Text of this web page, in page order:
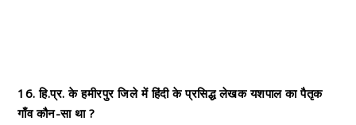
16. हि.प्र. के हमीरपुर जिले में हिंदी के प्रसिद्ध लेखक यशपाल का पैतृक
गाँव कौन-सा था ?